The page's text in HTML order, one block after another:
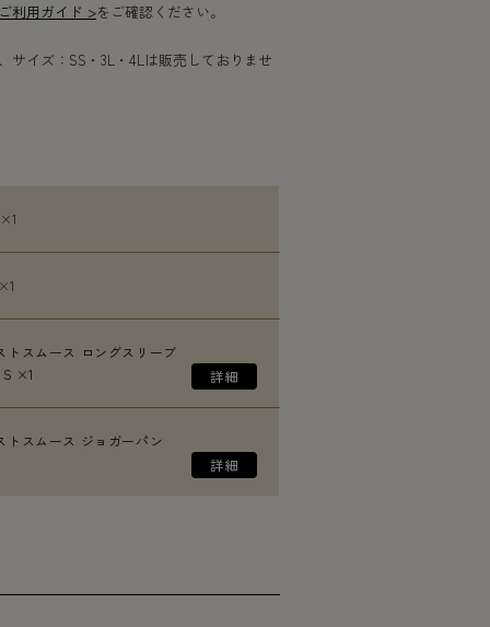
ご利用ガイド >をご確認ください。
イズ：SS・3L・4Lは販売しておりませ
トスムース ロングスリーブ
×1
トスムース ジョガーパン